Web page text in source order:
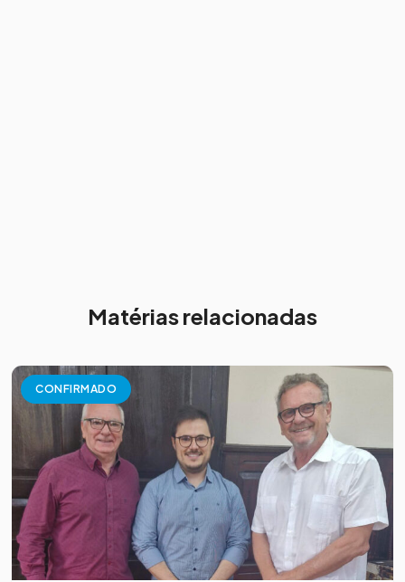
Matérias relacionadas
CONFIRMADO